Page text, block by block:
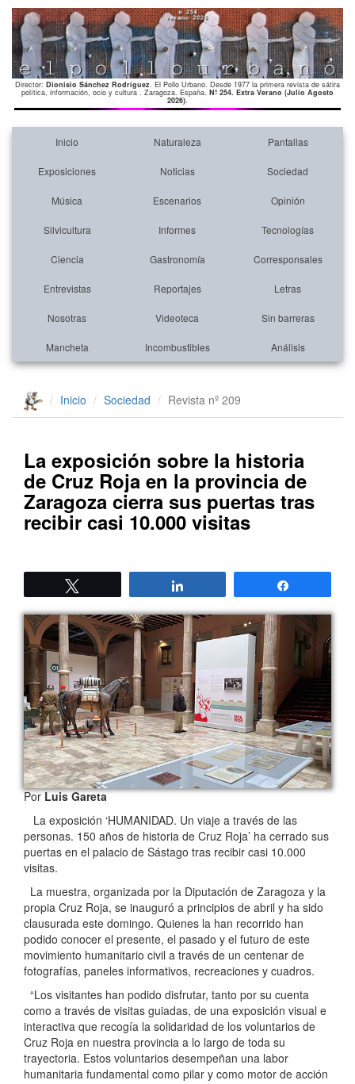
Director: Dionisio Sánchez Rodríguez. El Pollo Urbano. Desde 1977 la primera revista de sátira
política, información, ocio y cultura . Zaragoza. España. Nº 254. Extra Verano (Julio Agosto
2026).
Inicio Naturaleza Pantallas
Exposiciones Noticias Sociedad
Música Escenarios Opinión
Silvicultura Informes Tecnologías
Ciencia Gastronomía Corresponsales
Entrevistas Reportajes Letras
Nosotras Videoteca Sin barreras
Mancheta Incombustibles Análisis
Inicio Sociedad Revista nº 209
La exposición sobre la historia
de Cruz Roja en la provincia de
Zaragoza cierra sus puertas tras
recibir casi 10.000 visitas
PorLuis Gareta
La exposición ‘HUMANIDAD. Un viaje a través de las
personas. 150 años de historia de Cruz Roja’ ha cerrado sus
puertas en el palacio de Sástago tras recibir casi 10.000
visitas.
La muestra, organizada por la Diputación de Zaragoza y la
propia Cruz Roja, se inauguró a principios de abril y ha sido
clausurada este domingo. Quienes la han recorrido han
podido conocer el presente, el pasado y el futuro de este
movimiento humanitario civil a través de un centenar de
fotografías, paneles informativos, recreaciones y cuadros.
“Los visitantes han podido disfrutar, tanto por su cuenta
como a través de visitas guiadas, de una exposición visual e
interactiva que recogía la solidaridad de los voluntarios de
Cruz Roja en nuestra provincia a lo largo de toda su
trayectoria. Estos voluntarios desempeñan una labor
humanitaria fundamental como pilar y como motor de acción